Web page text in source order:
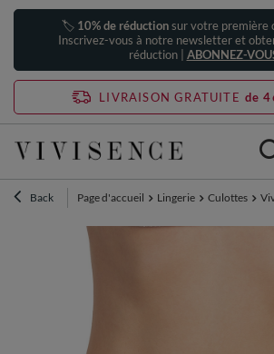
🏷️ 10% de réductionsur votre
Inscrivez-vous à notre newsletter et
réduction | ABONNEZ-
LIVRAISON GRATUITE de
Back Page d'accueil Lingerie Culottes